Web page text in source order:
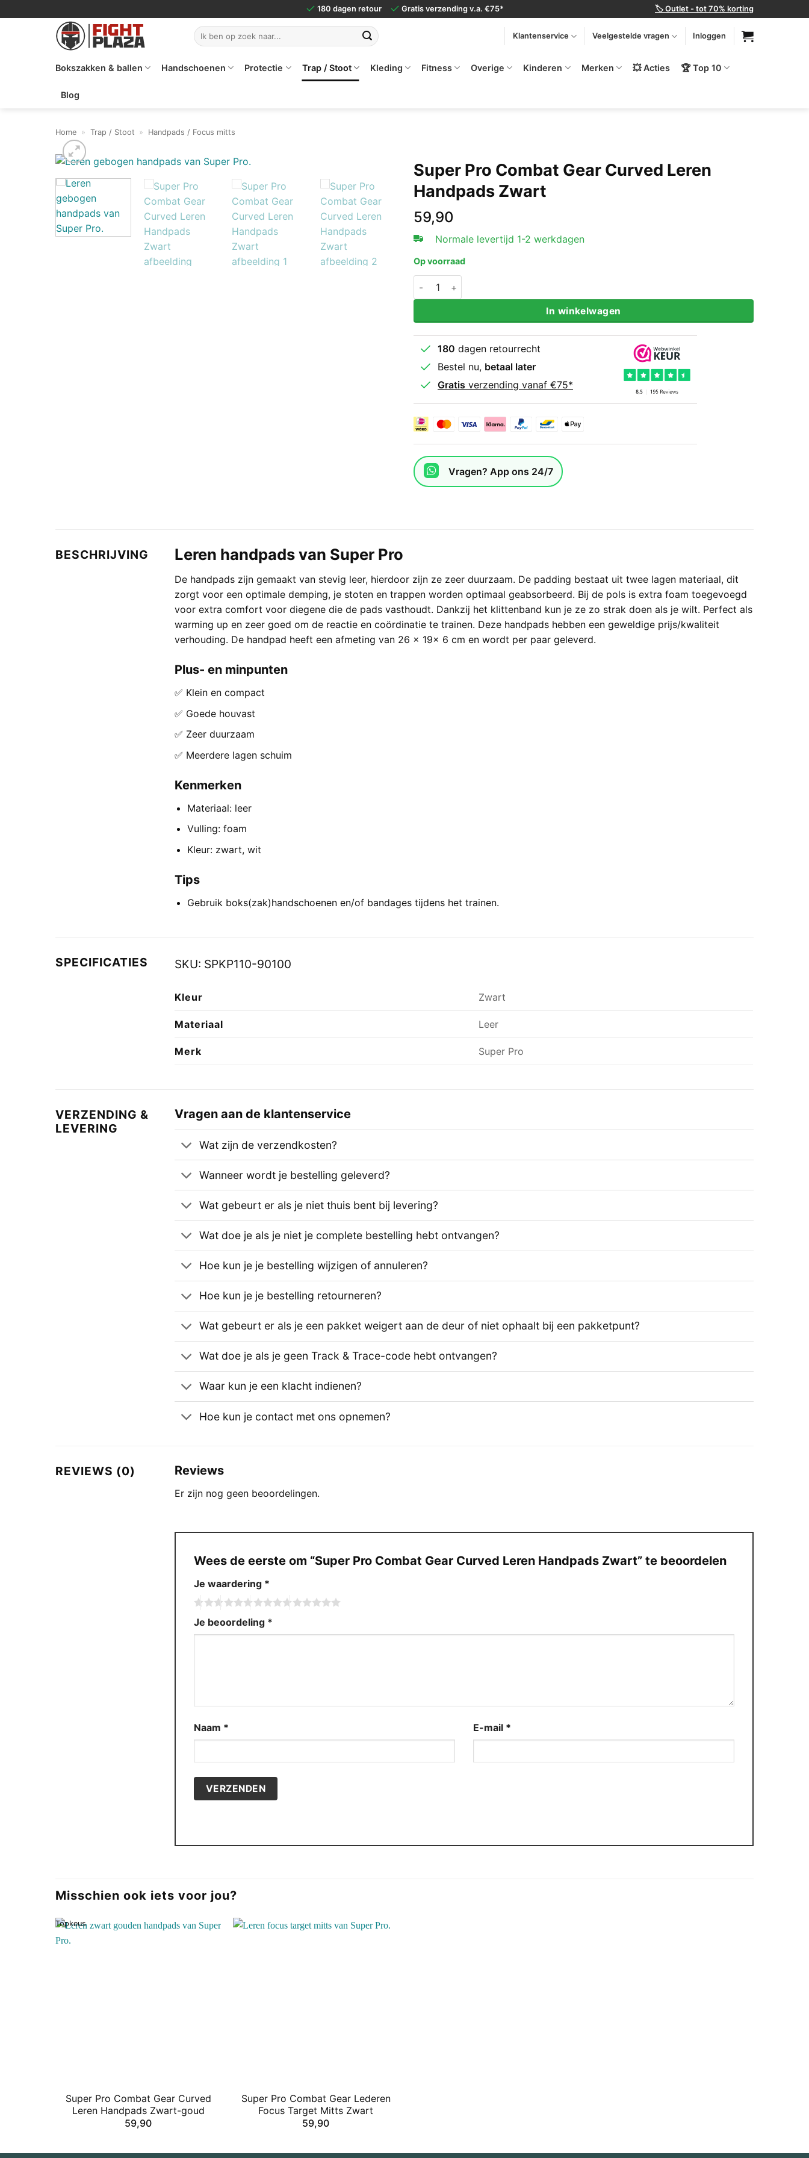
naar
180 dagen retour Gratis verzending v.a. €75* 🏷️ Outlet - tot 70% korting
Zoeken
naar:
Klantenservice Veelgestelde vragen Inloggen
Bokszakken & ballen Handschoenen Protectie Trap / Stoot Kleding Fitness Overige Kinderen Merken 💥 Acties 🏆 Top 10
Blog
Home » Trap / Stoot » Handpads / Focus mitts
Super Pro Combat Gear Curved Leren
Handpads Zwart
59,90
Normale levertijd 1-2 werkdagen
Op voorraad
Super Pro Combat Gear Curved Leren Handpads Zwart aantal
In winkelwagen
180 dagen retourrecht
Bestel nu, betaal later
Gratis verzending vanaf €75*
Vragen? App ons 24/7
BESCHRIJVING Leren handpads van Super Pro
De handpads zijn gemaakt van stevig leer, hierdoor zijn ze zeer duurzaam. De padding bestaat uit twee lagen materiaal, dit
zorgt voor een optimale demping, je stoten en trappen worden optimaal geabsorbeerd. Bij de pols is extra foam toegevoegd
voor extra comfort voor diegene die de pads vasthoudt. Dankzij het klittenband kun je ze zo strak doen als je wilt. Perfect als
warming up en zeer goed om de reactie en coördinatie te trainen. Deze handpads hebben een geweldige prijs/kwaliteit
verhouding. De handpad heeft een afmeting van 26 x 19x 6 cm en wordt per paar geleverd.
Plus- en minpunten
✅ Klein en compact
✅ Goede houvast
✅ Zeer duurzaam
✅ Meerdere lagen schuim
Kenmerken
Materiaal: leer
Vulling: foam
Kleur: zwart, wit
Tips
Gebruik boks(zak)handschoenen en/of bandages tijdens het trainen.
SPECIFICATIES SKU: SPKP110-90100
Kleur Zwart
Materiaal Leer
Merk Super Pro
VERZENDING &
LEVERING
Vragen aan de klantenservice
Wat zijn de verzendkosten?
Wanneer wordt je bestelling geleverd?
Wat gebeurt er als je niet thuis bent bij levering?
Wat doe je als je niet je complete bestelling hebt ontvangen?
Hoe kun je je bestelling wijzigen of annuleren?
Hoe kun je je bestelling retourneren?
Wat gebeurt er als je een pakket weigert aan de deur of niet ophaalt bij een pakketpunt?
Wat doe je als je geen Track & Trace-code hebt ontvangen?
Waar kun je een klacht indienen?
Hoe kun je contact met ons opnemen?
REVIEWS (0) Reviews
Er zijn nog geen beoordelingen.
Wees de eerste om “Super Pro Combat Gear Curved Leren Handpads Zwart” te beoordelen
Je waardering *
Je beoordeling *
Naam * E-mail *
Misschien ook iets voor jou?
Topkeus
Super Pro Combat Gear Curved
Leren Handpads Zwart-goud
59,90
Super Pro Combat Gear Lederen
Focus Target Mitts Zwart
59,90